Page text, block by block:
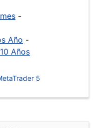
-
Año -
Años
5